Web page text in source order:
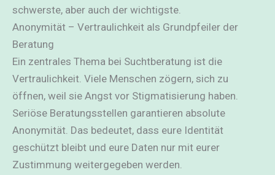
schwerste, aber auch der wichtigste.
Anonymität – Vertraulichkeit als Grundpfeiler der
Beratung
Ein zentrales Thema bei Suchtberatung ist die
Vertraulichkeit. Viele Menschen zögern, sich zu
öffnen, weil sie Angst vor Stigmatisierung haben.
Seriöse Beratungsstellen garantieren absolute
Anonymität. Das bedeutet, dass eure Identität
geschützt bleibt und eure Daten nur mit eurer
Zustimmung weitergegeben werden.